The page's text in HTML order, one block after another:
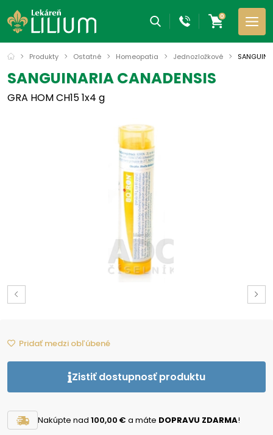
0
Produkty Ostatné Homeopatia Jednozložkové
SANGUINARIA CANADENSIS
GRA HOM CH15 1x4 g
Pridať medzi obľúbené
Zistiť dostupnosť produktu
Nakúpte nad 100,00 € a máte DOPRAVU ZDARMA!